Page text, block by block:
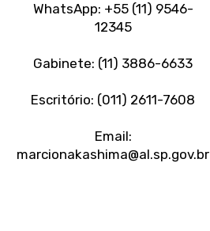
WhatsApp: +55 (11) 9546-
12345
Gabinete: (11) 3886-6633
Escritório: (011) 2611-7608
Email:
marcionakashima@al.sp.gov.br